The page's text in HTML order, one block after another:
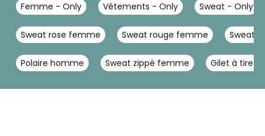
Femme - Only Vêtements - Only Sweat - Only
Sweat rose femme Sweat rouge femme Sweat
Polaire homme Sweat zippé femme Gilet à